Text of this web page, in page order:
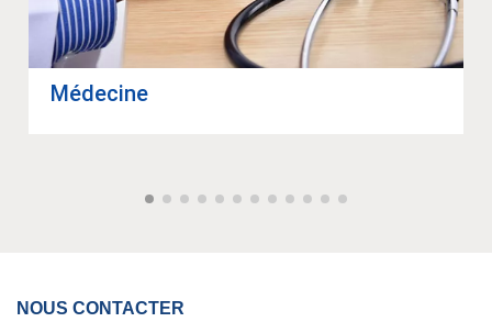
Méde­cine
NOUS CONTACTER